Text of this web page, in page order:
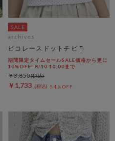
archives
ピコレースドットチビＴ
期間限定タイムセールSALE価格から更に
10%OFF! 8/10 10:00まで
￥1,733 54％OFF
￥3,850